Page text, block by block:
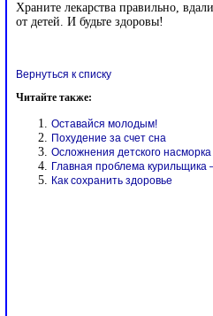
Храните лекарства правильно,
от детей. И будьте здоровы!
Вернуться к списку
Читайте также:
Оставайся молодым!
Похудение за счет сна
Осложнения детского
Главная проблема курильщика
Как сохранить здоровье